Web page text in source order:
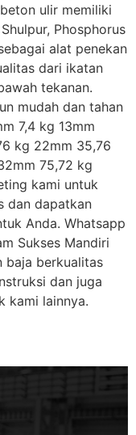
ulir memiliki
Phosphorus
alat penekan
dari ikatan
tekanan.
mudah dan tahan
7,4 kg 13mm
kg 22mm 35,76
75,72 kg
kami untuk
dan dapatkan
Anda. Whatsapp
Sukses Mandiri
baja berkualitas
dan juga
kami lainnya.